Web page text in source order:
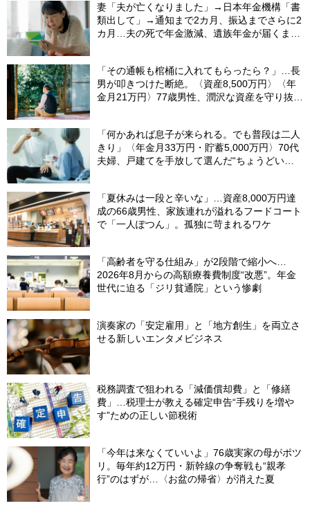
妻「夫が亡くなりました」→日本年金機構「書
類出して」→通知まで2カ月、振込までさらに2
カ月…夫の死で年金激減、遺族年金が届くまで
「その通帳も棺桶に入れてもらったら？」…長
男が叩きつけた断絶。〈資産8,500万円〉〈年
金月21万円〉77歳男性、潤沢な資産を守り抜い
「何かあれば息子が来られる。でも普段は二人
きり」〈年金月33万円・貯蓄5,000万円〉70代
夫婦、戸建てを手放して選んだ“ちょうどいい
「夏休みは一段と辛いな」…資産8,000万円達
成の66歳男性、家族連れが溢れるフードコート
で「一人ぽつん」。孤独に苛まれるワケ
「高齢者を守る仕組み」が2段階で縮小へ…
2026年8月からの高額療養費制度“改悪”。年金
世代に迫る「ジリ貧通院」という惨劇
演奏家の「安定雇用」と「地方創生」を両立さ
せる新しいエンタメビジネス
税務調査で狙われる「減価償却費」と「修繕
費」…税理士が教える確定申告“手残りを増や
す”ための正しい節税術
「今年は来なくていいよ」76歳実家の母がポツ
リ。毎年約12万円・新幹線の争奪戦も“親孝
行”のはずが…〈お盆の帰省〉が消えた夏